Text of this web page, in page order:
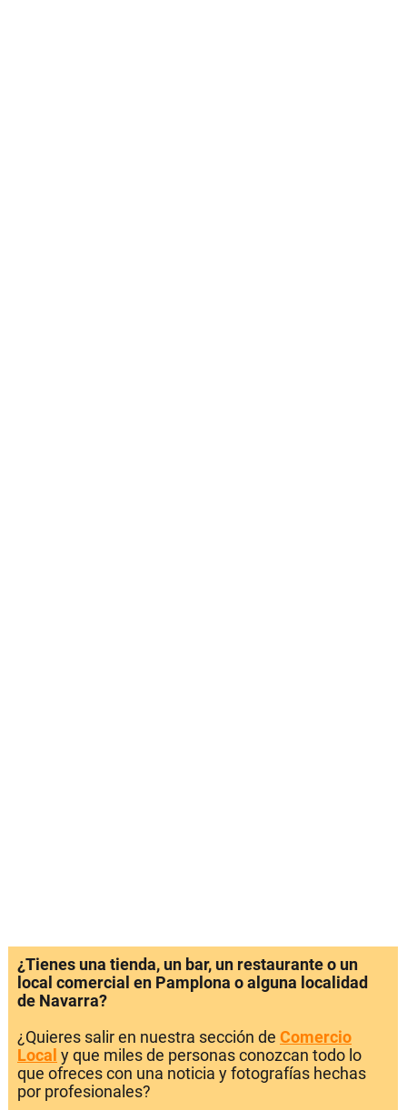
¿Tienes una tienda, un bar, un restaurante o un
local comercial en Pamplona o alguna localidad
de Navarra?
¿Quieres salir en nuestra sección de Comercio
Local y que miles de personas conozcan todo lo
que ofreces con una noticia y fotografías hechas
por profesionales?